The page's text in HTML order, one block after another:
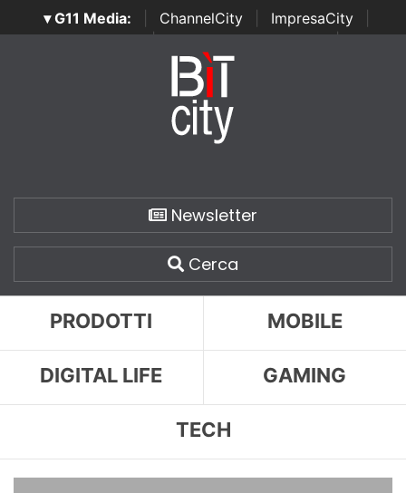
▾ G11 Media: ChannelCity ImpresaCity
SecurityOpenLab | Italian Channel Awards | Italian
Italian Security Awards
Newsletter
Cerca
PRODOTTI MOBILE
DIGITAL LIFE GAMING
TECH